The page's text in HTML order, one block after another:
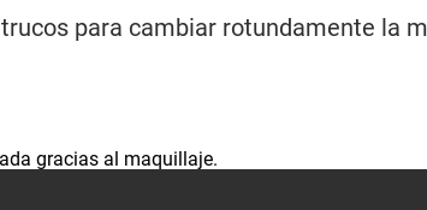
para cambiar rotundamente la